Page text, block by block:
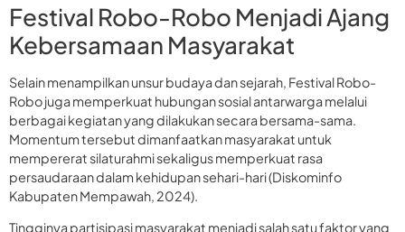
Festival Robo-Robo Menjadi Ajang
Kebersamaan Masyarakat
Selain menampilkan unsur budaya dan sejarah, Festival Robo-
Robo juga memperkuat hubungan sosial antarwarga melalui
berbagai kegiatan yang dilakukan secara bersama-sama.
Momentum tersebut dimanfaatkan masyarakat untuk
mempererat silaturahmi sekaligus memperkuat rasa
persaudaraan dalam kehidupan sehari-hari (Diskominfo
Kabupaten Mempawah, 2024).
Tingginya partisipasi masyarakat menjadi salah satu faktor yang